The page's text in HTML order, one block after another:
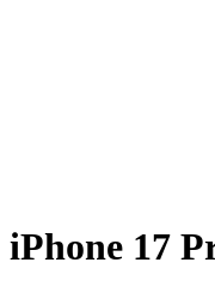
iPhone 17